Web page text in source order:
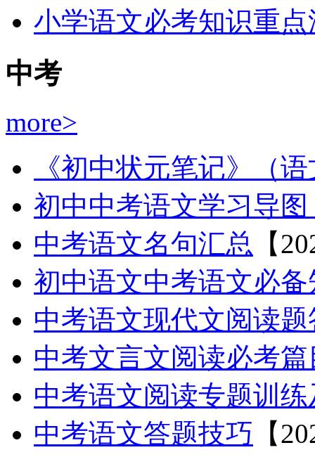
小学语文必考知识重点
中考
more>
《初中状元笔记》（
初中中考语文学习导
中考语文名句汇总 【
初中语文中考语文必
中考语文现代文阅读
中考文言文阅读必考篇
中考语文阅读专题训
中考语文答题技巧 【